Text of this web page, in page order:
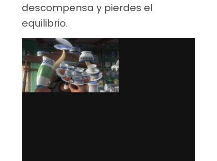
descompensa y pierdes el
equilibrio.